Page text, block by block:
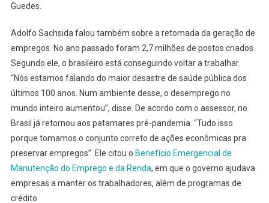
Guedes.
Adolfo Sachsida falou também sobre a retomada da geração de
empregos. No ano passado foram 2,7 milhões de postos criados.
Segundo ele, o brasileiro está conseguindo voltar a trabalhar.
“Nós estamos falando do maior desastre de saúde pública dos
últimos 100 anos. Num ambiente desse, o desemprego no
mundo inteiro aumentou”, disse. De acordo com o assessor, no
Brasil já retornou aos patamares pré-pandemia. “Tudo isso
porque tomamos o conjunto correto de ações econômicas pra
preservar empregos”. Ele citou o Benefício Emergencial de
Manutenção do Emprego e da Renda, em que o governo ajudava
empresas a manter os trabalhadores, além de programas de
crédito.